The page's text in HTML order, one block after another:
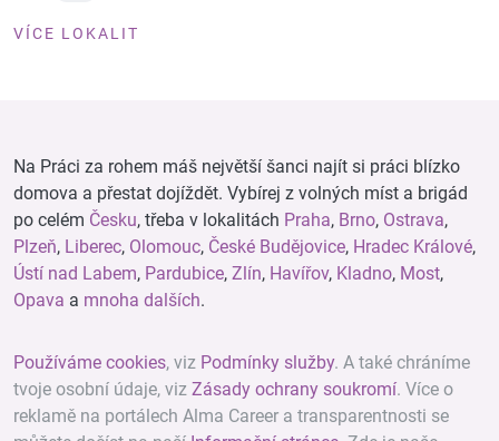
VÍCE LOKALIT
Na Práci za rohem máš největší šanci najít si práci blízko
domova a přestat dojíždět. Vybírej z volných míst a brigád
po celém Česku, třeba v lokalitách Praha, Brno, Ostrava,
Plzeň, Liberec, Olomouc, České Budějovice, Hradec Králové,
Ústí nad Labem, Pardubice, Zlín, Havířov, Kladno, Most,
Opava a mnoha dalších.
Používáme cookies, viz Podmínky služby. A také chráníme
tvoje osobní údaje, viz Zásady ochrany soukromí. Více o
reklamě na portálech Alma Career a transparentnosti se